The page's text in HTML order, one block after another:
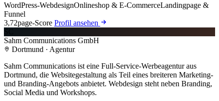
WordPress-WebdesignOnlineshop & E-CommerceLandingpage &
Funnel
3,72page-Score Profil ansehen
SC
Sahm Communications GmbH
Dortmund · Agentur
Sahm Communications ist eine Full-Service-Werbeagentur aus
Dortmund, die Websitegestaltung als Teil eines breiteren Marketing-
und Branding-Angebots anbietet. Webdesign steht neben Branding,
Social Media und Workshops.